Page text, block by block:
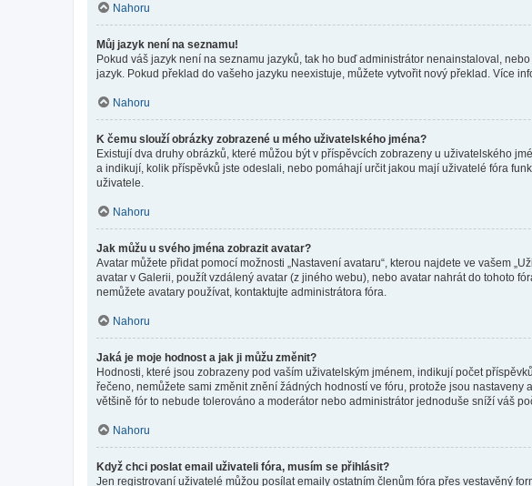
Nahoru
Můj jazyk není na seznamu!
Pokud váš jazyk není na seznamu jazyků, tak ho buď administrátor nenainstaloval,
jazyk. Pokud překlad do vašeho jazyku neexistuje, můžete vytvořit nový překlad. Více
Nahoru
K čemu slouží obrázky zobrazené u mého uživatelského jména?
Existují dva druhy obrázků, které můžou být v příspěvcích zobrazeny u uživatelského
a indikují, kolik příspěvků jste odeslali, nebo pomáhají určit jakou mají uživatelé fóra
uživatele.
Nahoru
Jak můžu u svého jména zobrazit avatar?
Avatar můžete přidat pomocí možnosti „Nastavení avataru“, kterou najdete ve vašem
avatar v Galerii, použít vzdálený avatar (z jiného webu), nebo avatar nahrát do tohoto
nemůžete avatary používat, kontaktujte administrátora fóra.
Nahoru
Jaká je moje hodnost a jak ji můžu změnit?
Hodnosti, které jsou zobrazeny pod vaším uživatelským jménem, indikují počet
řečeno, nemůžete sami změnit znění žádných hodností ve fóru, protože jsou
většině fór to nebude tolerováno a moderátor nebo administrátor jednoduše sníží váš
Nahoru
Když chci poslat email uživateli fóra, musím se přihlásit?
Jen registrovaní uživatelé můžou posílat emaily ostatním členům fóra přes vestavěný